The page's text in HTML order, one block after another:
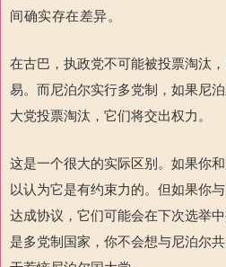
间确实存在差异。
在古巴，执政党不可能被投票淘汰
易。而尼泊尔实行多党制，如果尼
大党投票淘汰，它们将交出权力。
这是一个很大的实际区别。如果你
以认为它是有约束力的。但如果你
达成协议，它们可能会在下次选举
是多党制国家，你不会想与尼泊尔